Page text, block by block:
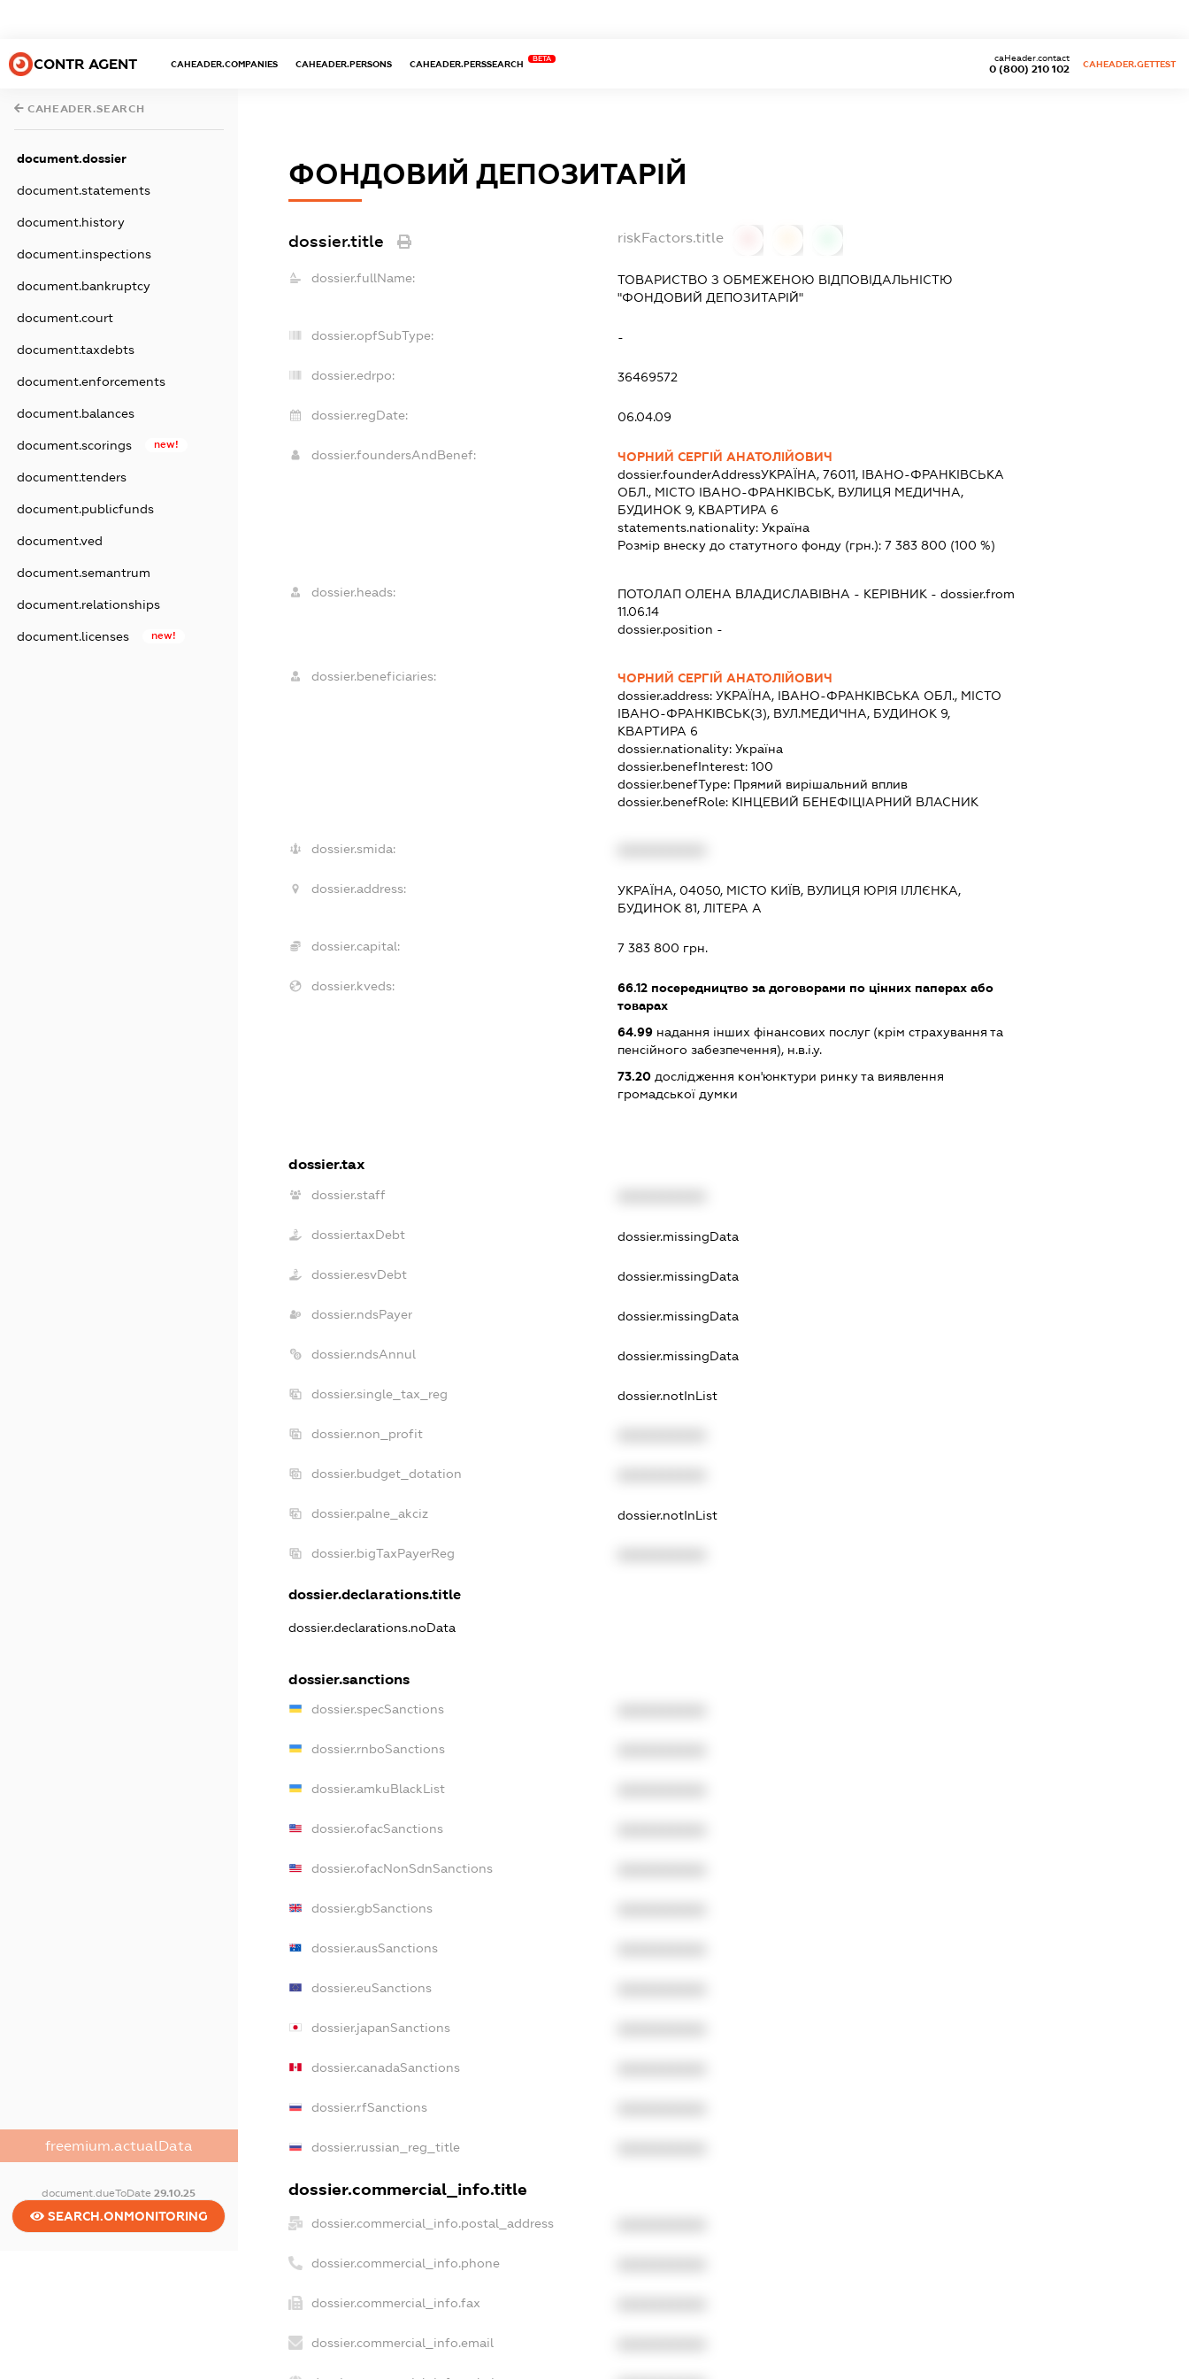
CONTR AGENT CAHEADER.COMPANIES CAHEADER.PERSONS CAHEADER.PERSSEARCH
BETA
0 (800) 210 102
caHeader.contact
CAHEADER.GETTEST
CAHEADER.SEARCH
document.dossier
document.statements
document.history
document.inspections
document.bankruptcy
document.court
document.taxdebts
document.enforcements
document.balances
document.scorings new!
document.tenders
document.publicfunds
document.ved
document.semantrum
document.relationships
document.licenses new!
freemium.actualData
document.dueToDate29.10.25
SEARCH.ONMONITORING
ФОНДОВИЙ ДЕПОЗИТАРІЙ
dossier.title riskFactors.title
dossier.fullName:
ТОВАРИСТВО З ОБМЕЖЕНОЮ ВІДПОВІДАЛЬНІСТЮ
"ФОНДОВИЙ ДЕПОЗИТАРІЙ"
dossier.opfSubType: -
dossier.edrpo: 36469572
dossier.regDate: 06.04.09
dossier.foundersAndBenef:
ЧОРНИЙ СЕРГІЙ АНАТОЛІЙОВИЧ
dossier.founderAddressУКРАЇНА, 76011, ІВАНО-ФРАНКІВСЬКА
ОБЛ., МІСТО ІВАНО-ФРАНКІВСЬК, ВУЛИЦЯ МЕДИЧНА,
БУДИНОК 9, КВАРТИРА 6
statements.nationality: Україна
Розмір внеску до статутного фонду (грн.): 7 383 800 (100 %)
dossier.heads: ПОТОЛАП ОЛЕНА ВЛАДИСЛАВІВНА - КЕРІВНИК- dossier.from
11.06.14
dossier.position -
dossier.beneficiaries:
ЧОРНИЙ СЕРГІЙ АНАТОЛІЙОВИЧ
dossier.address: УКРАЇНА, ІВАНО-ФРАНКІВСЬКА ОБЛ., МІСТО
ІВАНО-ФРАНКІВСЬК(З), ВУЛ.МЕДИЧНА, БУДИНОК 9,
КВАРТИРА 6
dossier.nationality: Україна
dossier.benefInterest: 100
dossier.benefType: Прямий вирішальний вплив
dossier.benefRole: КІНЦЕВИЙ БЕНЕФІЦІАРНИЙ ВЛАСНИК
dossier.smida:
dossier.address:
УКРАЇНА, 04050, МІСТО КИЇВ, ВУЛИЦЯ ЮРІЯ ІЛЛЄНКА,
БУДИНОК 81, ЛІТЕРА А
dossier.capital: 7 383 800 грн.
dossier.kveds: 66.12посередництво за договорами по цінних паперах або
товарах
64.99надання інших фінансових послуг (крім страхування та
пенсійного забезпечення), н.в.і.у.
73.20дослідження кон'юнктури ринку та виявлення
громадської думки
dossier.tax
dossier.staff
dossier.taxDebt dossier.missingData
dossier.esvDebt dossier.missingData
dossier.ndsPayer dossier.missingData
dossier.ndsAnnul dossier.missingData
dossier.single_tax_reg dossier.notInList
dossier.non_profit
dossier.budget_dotation
dossier.palne_akciz dossier.notInList
dossier.bigTaxPayerReg
dossier.declarations.title
dossier.declarations.noData
dossier.sanctions
dossier.specSanctions
dossier.rnboSanctions
dossier.amkuBlackList
dossier.ofacSanctions
dossier.ofacNonSdnSanctions
dossier.gbSanctions
dossier.ausSanctions
dossier.euSanctions
dossier.japanSanctions
dossier.canadaSanctions
dossier.rfSanctions
dossier.russian_reg_title
dossier.commercial_info.title
dossier.commercial_info.postal_address
dossier.commercial_info.phone
dossier.commercial_info.fax
dossier.commercial_info.email